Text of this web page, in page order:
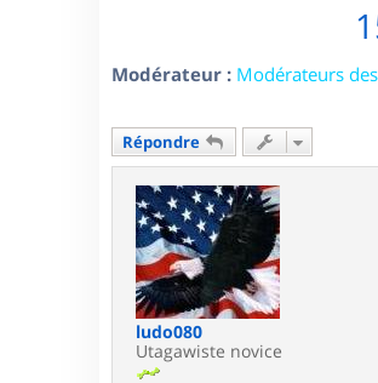
Modérateur : Modérateurs
Répondre
ludo080
Utagawiste novice